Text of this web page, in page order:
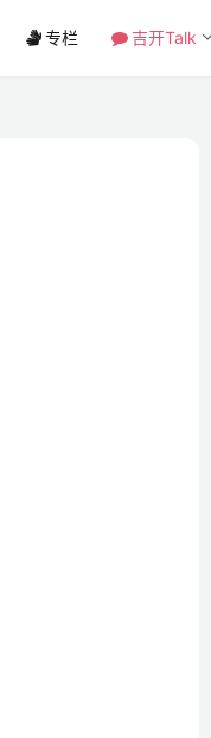
专栏 吉开Talk